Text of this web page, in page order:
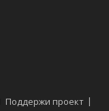
Поддержи проект